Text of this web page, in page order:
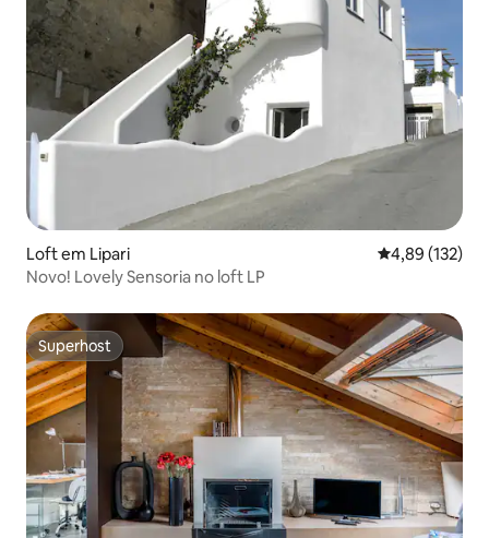
Loft em Lipari Classificação
4,89 (132)
Novo! Lovely Sensoria no loft LP
Superhost
Superhost